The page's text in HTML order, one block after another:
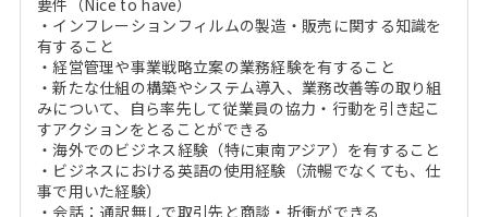
要件（Nice to have）
・インフレーションフィルムの製造・販売に関する知識を
有すること
・経営管理や事業戦略立案の業務経験を有すること
・新たな仕組の構築やシステム導入、業務改善等の取り組
みについて、自ら率先して従業員の協力・行動を引き起こ
すアクションをとることができる
・海外でのビジネス経験（特に東南アジア）を有すること
・ビジネスにおける英語の使用経験（流暢でなくても、仕
事で用いた経験）
・会話：通訳無しで取引先と商談・折衝ができる